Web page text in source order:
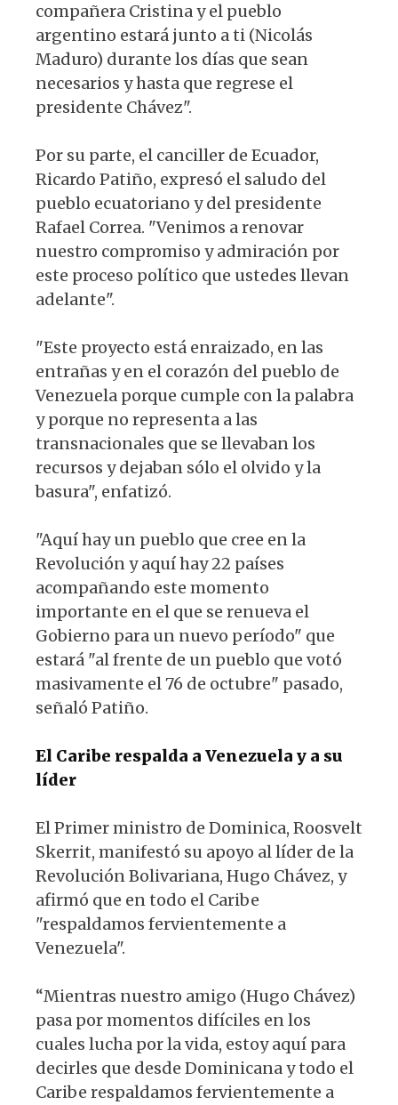
compañera Cristina y el pueblo
argentino estará junto a ti (Nicolás
Maduro) durante los días que sean
necesarios y hasta que regrese el
presidente Chávez".
Por su parte, el canciller de Ecuador,
Ricardo Patiño, expresó el saludo del
pueblo ecuatoriano y del presidente
Rafael Correa. "Venimos a renovar
nuestro compromiso y admiración por
este proceso político que ustedes llevan
adelante".
"Este proyecto está enraizado, en las
entrañas y en el corazón del pueblo de
Venezuela porque cumple con la palabra
y porque no representa a las
transnacionales que se llevaban los
recursos y dejaban sólo el olvido y la
basura", enfatizó.
"Aquí hay un pueblo que cree en la
Revolución y aquí hay 22 países
acompañando este momento
importante en el que se renueva el
Gobierno para un nuevo período" que
estará "al frente de un pueblo que votó
masivamente el 76 de octubre" pasado,
señaló Patiño.
El Caribe respalda a Venezuela y a su
líder
El Primer ministro de Dominica, Roosvelt
Skerrit, manifestó su apoyo al líder de la
Revolución Bolivariana, Hugo Chávez, y
afirmó que en todo el Caribe
"respaldamos fervientemente a
Venezuela".
“Mientras nuestro amigo (Hugo Chávez)
pasa por momentos difíciles en los
cuales lucha por la vida, estoy aquí para
decirles que desde Dominicana y todo el
Caribe respaldamos fervientemente a